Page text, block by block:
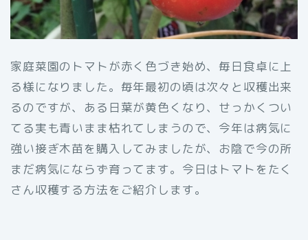
家庭菜園のトマトが赤く色づき始め、毎日食卓に上
る様になりました。毎年最初の頃は次々と収穫出来
るのですが、ある日葉が黄色くなり、せっかくつい
てる実も青いまま枯れてしまうので、今年は病気に
強い接ぎ木苗を購入してみましたが、お陰で今の所
まだ病気にならず育ってます。今日はトマトをたく
さん収穫する方法をご紹介します。